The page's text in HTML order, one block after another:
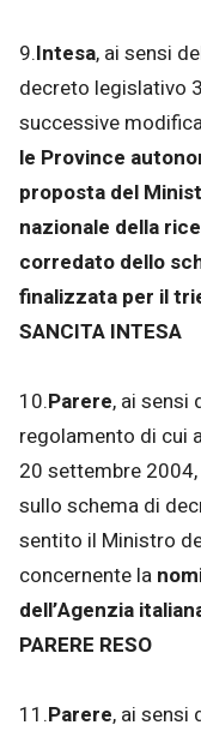
9.Intesa, ai sensi
decreto legislativo
successive
le Province
proposta del
nazionale della
corredato dello
finalizzata per il
SANCITA INTESA
10.Parere, ai sensi
regolamento di cui
20 settembre
sullo schema di
sentito il Ministro
concernente la
dell’Agenzia
PARERE RESO
11.Parere, ai sensi